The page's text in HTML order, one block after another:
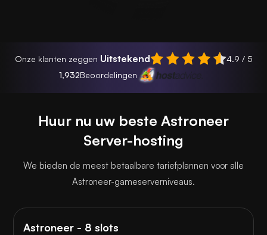
Onze klanten zeggen Uitstekend
4.9 / 5
1,932Beoordelingen
Huur nu uw beste Astroneer
Server-hosting
We bieden de meest betaalbare tariefplannen voor alle
Astroneer-gameserverniveaus.
Astroneer - 8 slots